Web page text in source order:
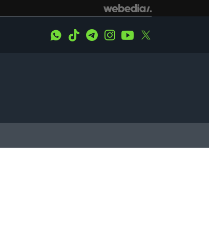
WhatsApp
Tiktok TelegramInstagramYoutube